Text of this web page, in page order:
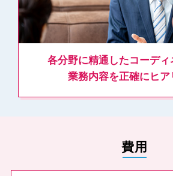
各分野に精通したコーデ
業務内容を正確にヒア
費⽤